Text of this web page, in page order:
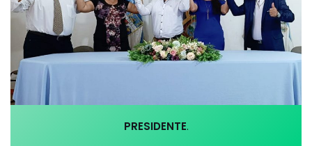
PRESIDENTE.